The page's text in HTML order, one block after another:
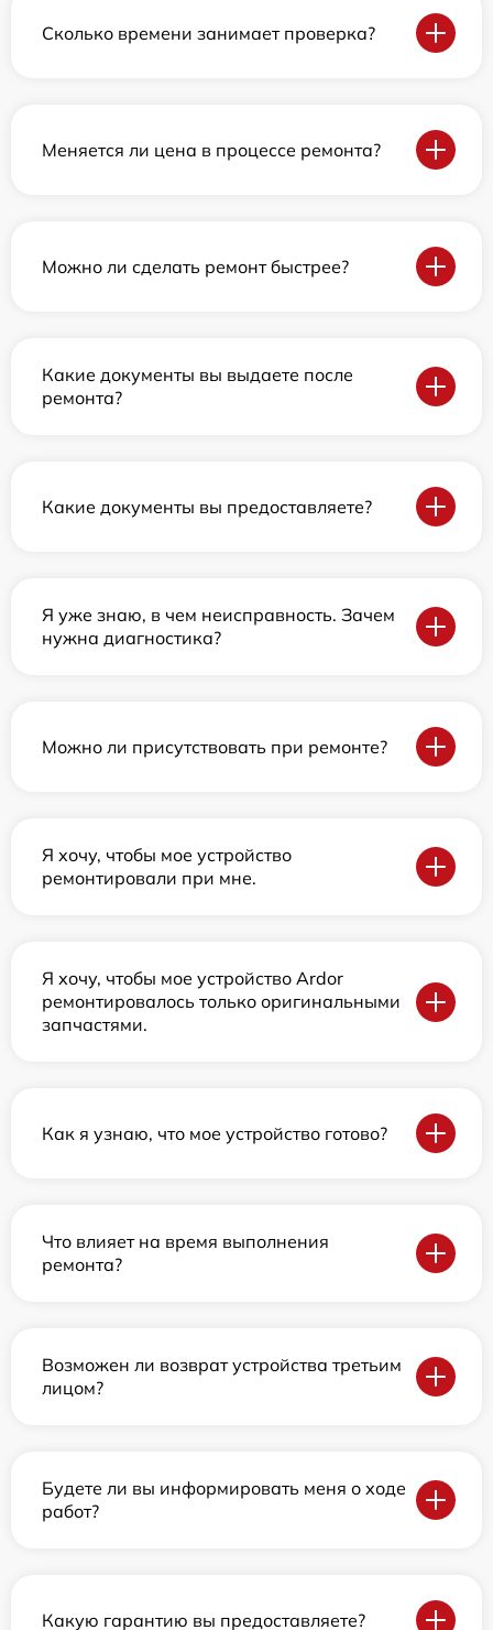
Сколько времени занимает проверка?
Меняется ли цена в процессе ремонта?
Можно ли сделать ремонт быстрее?
Какие документы вы выдаете после
ремонта?
Какие документы вы предоставляете?
Я уже знаю, в чем неисправность. Зачем
нужна диагностика?
Можно ли присутствовать при ремонте?
Я хочу, чтобы мое устройство
ремонтировали при мне.
Я хочу, чтобы мое устройство Ardor
ремонтировалось только оригинальными
запчастями.
Как я узнаю, что мое устройство готово?
Что влияет на время выполнения
ремонта?
Возможен ли возврат устройства третьим
лицом?
Будете ли вы информировать меня о ходе
работ?
Какую гарантию вы предоставляете?